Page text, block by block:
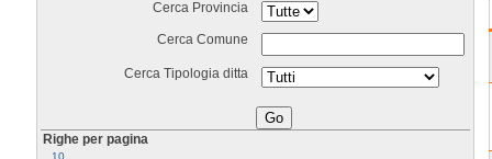
Cerca Provincia
Cerca Comune
Cerca Tipologia ditta
Righe per pagina
10